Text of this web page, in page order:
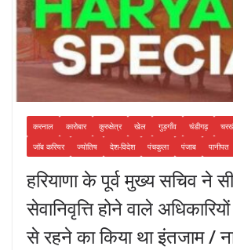
करनाल कारोबार कुरुक्षेत्र खेल गुड़गाँव चंडीगढ़
जॉब करियर
ज्योतिष देश-विदेश पंचकुला पंजाब पानीपत
हरियाणा के पूर्व मुख्य सचिव ने
सेवानिवृत्ति होने वाले
से रहने का किया था इंतजाम /